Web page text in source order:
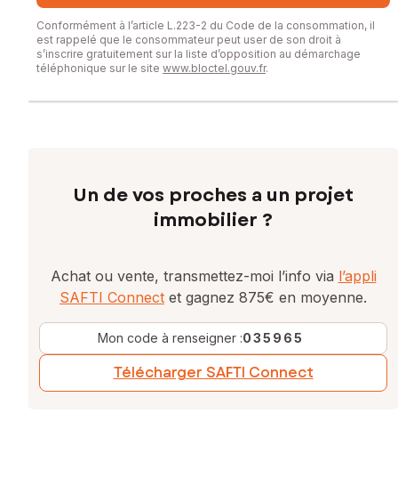
Conformément à l’article L.223-2 du Code de la consommation, il
est rappelé que le consommateur peut user de son droit à
s’inscrire gratuitement sur la liste d’opposition au démarchage
téléphonique sur le site www.bloctel.gouv.fr.
Un de vos proches a un projet
immobilier ?
Achat ou vente, transmettez-moi l’info via l’appli
SAFTI Connect et gagnez 875€ en moyenne.
Mon code à renseigner :035965
Télécharger SAFTI Connect